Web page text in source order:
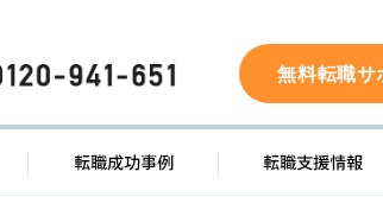
0120-941-651 無料転職サ
求人検索 転職成功事例